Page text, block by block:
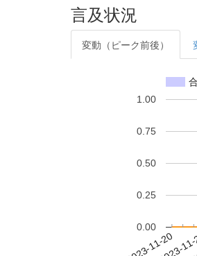
言及状況
変動（ピーク前後）
2023-11-20
2023-
0.00
0.25
0.50
0.75
1.00